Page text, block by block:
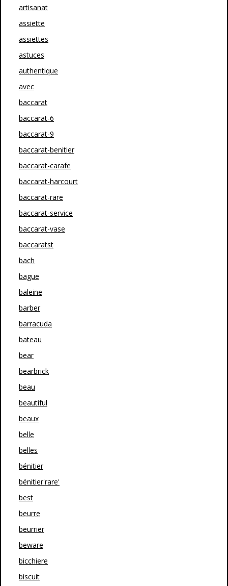
artisanat
assiette
assiettes
astuces
authentique
avec
baccarat
baccarat-6
baccarat-9
baccarat-benitier
baccarat-carafe
baccarat-harcourt
baccarat-rare
baccarat-service
baccarat-vase
baccaratst
bach
bague
baleine
barber
barracuda
bateau
bear
bearbrick
beau
beautiful
beaux
belle
belles
bénitier
bénitier'rare'
best
beurre
beurrier
beware
bicchiere
biscuit